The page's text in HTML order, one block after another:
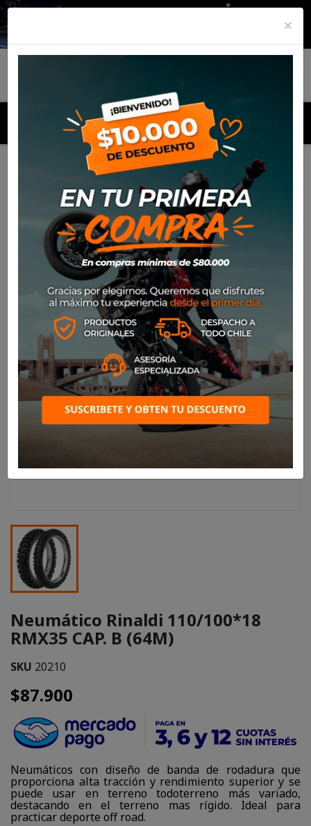
MENU
Productos
Neumático Rinaldi 110/100*18 RMX35
CAP. B (64M)
Neumático Rinaldi 110/100*18
RMX35 CAP. B (64M)
SKU 20210
$87.900
Neumáticos con diseño de banda de rodadura que
proporciona alta tracción y rendimiento superior y se
puede usar en terreno todoterreno más variado,
destacando en el terreno mas rígido. Ideal para
practicar deporte off road.
×